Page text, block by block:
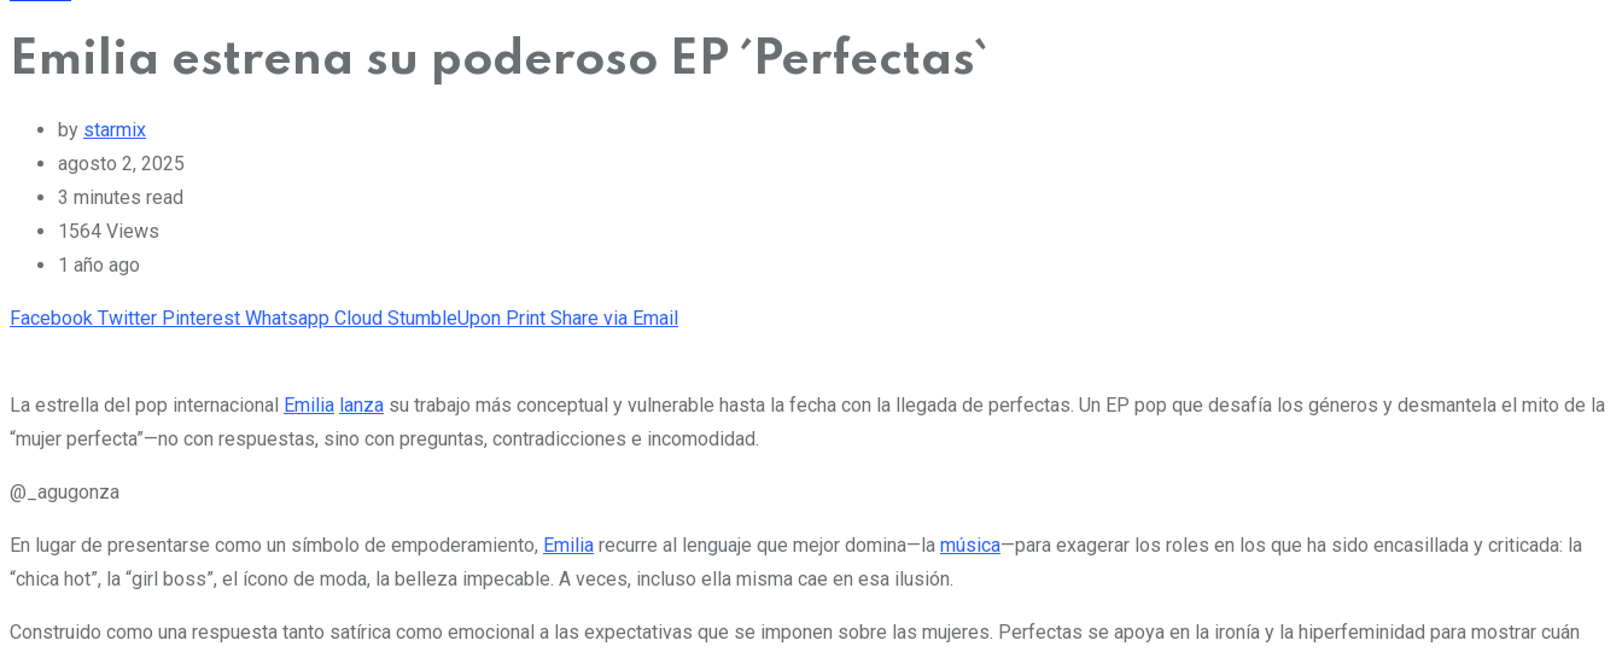
Emilia estrena su poderoso EP ´Perfectas`
by starmix
agosto 2, 2025
3 minutes read
1564 Views
1 año ago
Facebook Twitter Pinterest Whatsapp Cloud StumbleUpon Print Share via Email
La estrella del pop internacional Emilia lanza su trabajo más conceptual y vulnerable hasta la fecha con la llegada de perfectas. Un EP pop que desafía los géneros y desmantela el mito de la
“mujer perfecta”—no con respuestas, sino con preguntas, contradicciones e incomodidad.
@_agugonza
En lugar de presentarse como un símbolo de empoderamiento, Emilia recurre al lenguaje que mejor domina—la música—para exagerar los roles en los que ha sido encasillada y criticada: la
“chica hot”, la “girl boss”, el ícono de moda, la belleza impecable. A veces, incluso ella misma cae en esa ilusión.
Construido como una respuesta tanto satírica como emocional a las expectativas que se imponen sobre las mujeres. Perfectas se apoya en la ironía y la hiperfeminidad para mostrar cuán